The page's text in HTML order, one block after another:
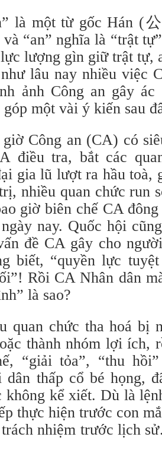
là một từ gốc Hán (
và “an” nghĩa là “trật
lượng gìn giữ trật tự,
lâu nay nhiều việc
ảnh Công an gây ác
một vài ý kiến sau
giờ Công an (CA) có
điều tra, bắt các
gia lũ lượt ra hầu toà,
nhiều quan chức run
giờ biên chế CA đông
nay. Quốc hội
đề CA gây cho
biết, “quyền lực
Rồi CA Nhân dân
là sao?
quan chức tha hoá bị
thành nhóm lợi ích,
“giải tỏa”, “thu
dân thấp cổ bé họng,
không kể xiết. Dù là
thực hiện trước con
nhiệm trước lịch